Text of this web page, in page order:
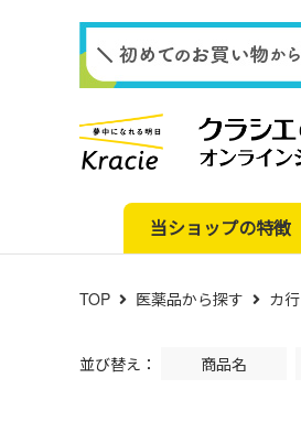
当ショップの特徴
TOP 医薬品から探す カ行
並び替え： 商品名